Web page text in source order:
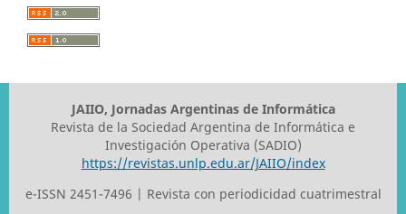
JAIIO, Jornadas Argentinas de Informática
Revista de la Sociedad Argentina de Informática e
Investigación Operativa (SADIO)
https://revistas.unlp.edu.ar/JAIIO/index
e-ISSN 2451-7496 | Revista con periodicidad cuatrimestral